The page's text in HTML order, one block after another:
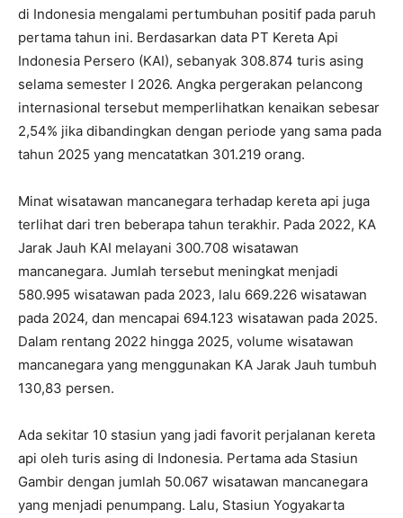
di Indonesia mengalami pertumbuhan positif pada paruh
pertama tahun ini. Berdasarkan data PT Kereta Api
Indonesia Persero (KAI), sebanyak 308.874 turis asing
selama semester I 2026. Angka pergerakan pelancong
internasional tersebut memperlihatkan kenaikan sebesar
2,54% jika dibandingkan dengan periode yang sama pada
tahun 2025 yang mencatatkan 301.219 orang.
Minat wisatawan mancanegara terhadap kereta api juga
terlihat dari tren beberapa tahun terakhir. Pada 2022, KA
Jarak Jauh KAI melayani 300.708 wisatawan
mancanegara. Jumlah tersebut meningkat menjadi
580.995 wisatawan pada 2023, lalu 669.226 wisatawan
pada 2024, dan mencapai 694.123 wisatawan pada 2025.
Dalam rentang 2022 hingga 2025, volume wisatawan
mancanegara yang menggunakan KA Jarak Jauh tumbuh
130,83 persen.
Ada sekitar 10 stasiun yang jadi favorit perjalanan kereta
api oleh turis asing di Indonesia. Pertama ada Stasiun
Gambir dengan jumlah 50.067 wisatawan mancanegara
yang menjadi penumpang. Lalu, Stasiun Yogyakarta